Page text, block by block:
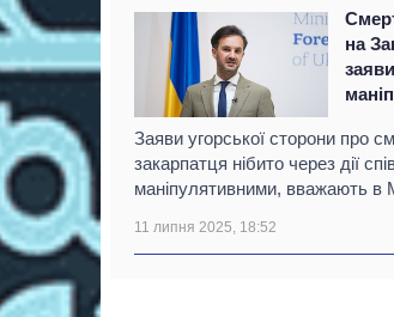
на
Заяви угорської сторони про
закарпатця нібито через дії
маніпулятивними, вважають в
11 липня 2025, 18:52